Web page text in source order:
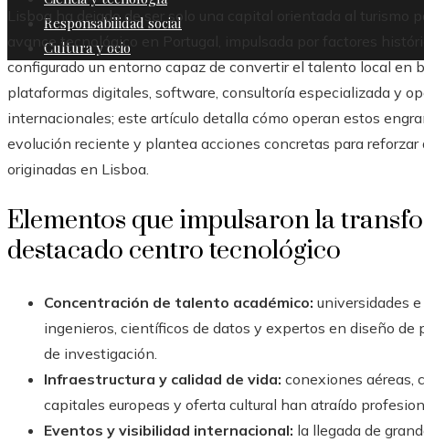
Responsabilidad social
Cultura y ocio
Lisboa ha dejado de ser solo una capital orientada al turismo
avance tecnológico en Portugal, impulsada por factores
configurado un entorno capaz de convertir el talento local en
plataformas digitales, software, consultoría especializada y
internacionales; este artículo detalla cómo operan estos
evolución reciente y plantea acciones concretas para
originadas en Lisboa.
Elementos que impulsaron la
destacado centro tecnológico
Concentración de talento académico: universidades
ingenieros, científicos de datos y expertos en diseño
de investigación.
Infraestructura y calidad de vida: conexiones aéreas,
capitales europeas y oferta cultural han atraído
Eventos y visibilidad internacional: la llegada de